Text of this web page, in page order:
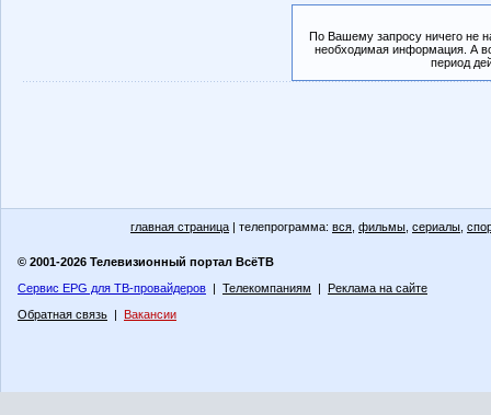
По Вашему запросу ничего не
необходимая информация. А
период
главная страница | телепрограмма: вся фильмы сериалы
© 2001-2026 Телевизионный портал ВсёТВ
Сервис EPG для ТВ-провайдеров | Телекомпаниям | Реклама на сайте
Обратная связь | Вакансии